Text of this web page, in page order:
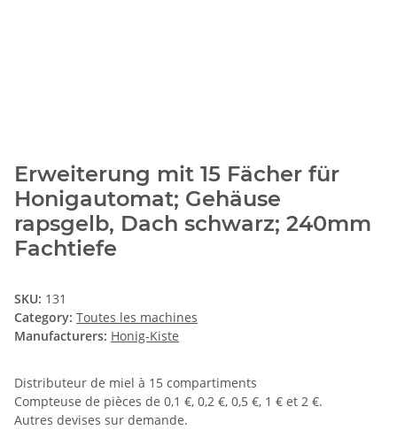
Erweiterung mit 15 Fächer für
Honigautomat; Gehäuse
rapsgelb, Dach schwarz; 240mm
Fachtiefe
SKU: 131
Category: Toutes les machines
Manufacturers: Honig-Kiste
Distributeur de miel à 15 compartiments
Compteuse de pièces de 0,1 €, 0,2 €, 0,5 €, 1 € et 2 €.
Autres devises sur demande.